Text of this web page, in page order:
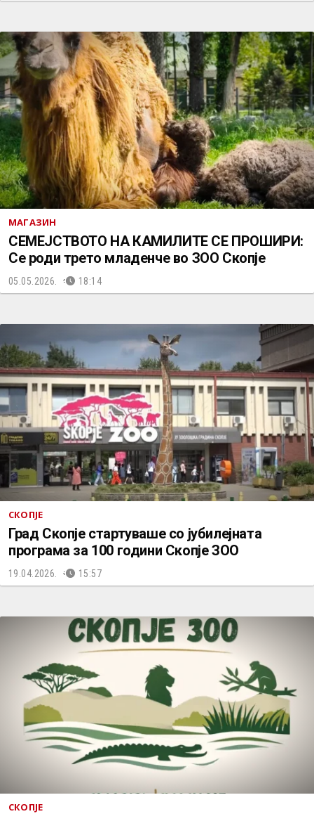
МАГАЗИН
СЕМЕЈСТВОТО НА КАМИЛИТЕ СЕ ПРОШИРИ:
Се роди трето младенче во ЗОО Скопје
05.05.2026. 18:14
СКОПЈЕ
Град Скопје стартуваше со јубилејната
програма за 100 години Скопје ЗОО
19.04.2026. 15:57
СКОПЈЕ